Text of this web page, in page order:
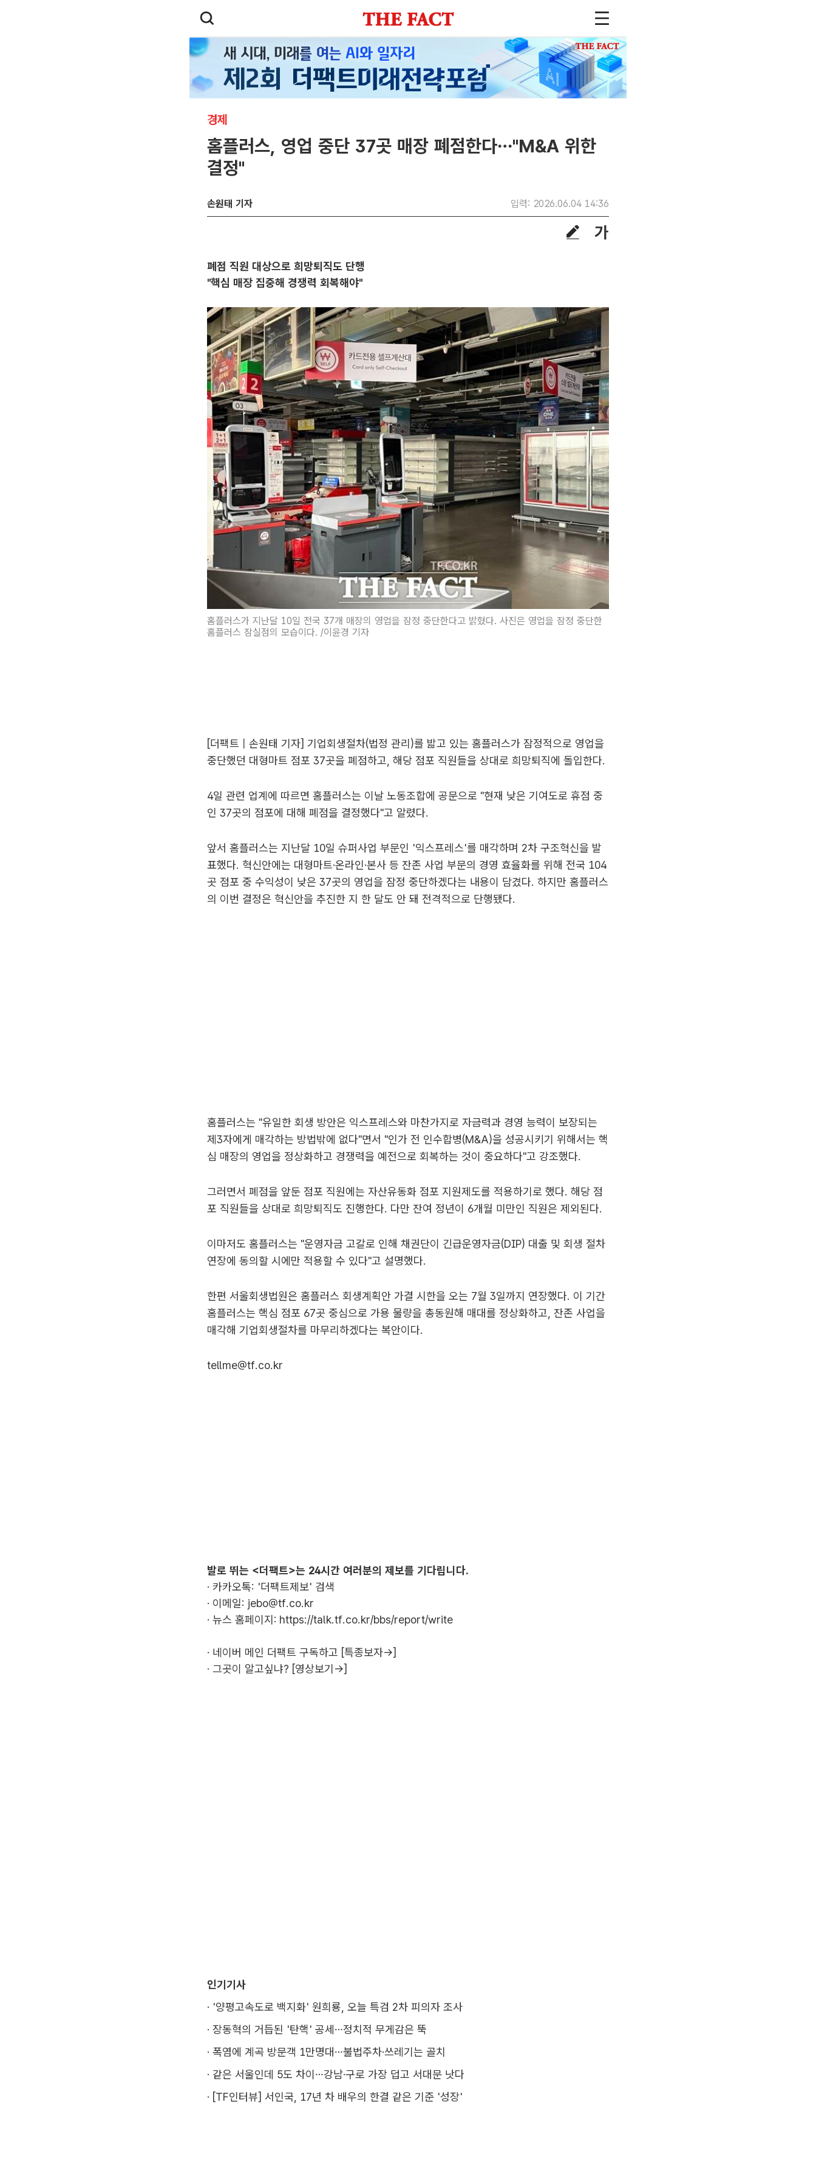
경제
홈플러스, 영업 중단 37곳 매장 폐점한다…"M&A 위한
결정"
손원태 기자 입력: 2026.06.04 14:36
폐점 직원 대상으로 희망퇴직도 단행
"핵심 매장 집중해 경쟁력 회복해야"
홈플러스가 지난달 10일 전국 37개 매장의 영업을 잠정 중단한다고 밝혔다. 사진은 영업을 잠정 중단한
홈플러스 잠실점의 모습이다. /이윤경 기자
[더팩트 | 손원태 기자] 기업회생절차(법정 관리)를 밟고 있는 홈플러스가 잠정적으로 영업을
중단했던 대형마트 점포 37곳을 폐점하고, 해당 점포 직원들을 상대로 희망퇴직에 돌입한다.
4일 관련 업계에 따르면 홈플러스는 이날 노동조합에 공문으로 "현재 낮은 기여도로 휴점 중
인 37곳의 점포에 대해 폐점을 결정했다"고 알렸다.
앞서 홈플러스는 지난달 10일 슈퍼사업 부문인 '익스프레스'를 매각하며 2차 구조혁신을 발
표했다. 혁신안에는 대형마트·온라인·본사 등 잔존 사업 부문의 경영 효율화를 위해 전국 104
곳 점포 중 수익성이 낮은 37곳의 영업을 잠정 중단하겠다는 내용이 담겼다. 하지만 홈플러스
의 이번 결정은 혁신안을 추진한 지 한 달도 안 돼 전격적으로 단행됐다.
홈플러스는 "유일한 회생 방안은 익스프레스와 마찬가지로 자금력과 경영 능력이 보장되는
제3자에게 매각하는 방법밖에 없다"면서 "인가 전 인수합병(M&A)을 성공시키기 위해서는 핵
심 매장의 영업을 정상화하고 경쟁력을 예전으로 회복하는 것이 중요하다"고 강조했다.
그러면서 폐점을 앞둔 점포 직원에는 자산유동화 점포 지원제도를 적용하기로 했다. 해당 점
포 직원들을 상대로 희망퇴직도 진행한다. 다만 잔여 정년이 6개월 미만인 직원은 제외된다.
이마저도 홈플러스는 "운영자금 고갈로 인해 채권단이 긴급운영자금(DIP) 대출 및 회생 절차
연장에 동의할 시에만 적용할 수 있다"고 설명했다.
한편 서울회생법원은 홈플러스 회생계획안 가결 시한을 오는 7월 3일까지 연장했다. 이 기간
홈플러스는 핵심 점포 67곳 중심으로 가용 물량을 총동원해 매대를 정상화하고, 잔존 사업을
매각해 기업회생절차를 마무리하겠다는 복안이다.
tellme@tf.co.kr
발로 뛰는 <더팩트>는 24시간 여러분의 제보를 기다립니다.
· 카카오톡: '더팩트제보' 검색
· 이메일: jebo@tf.co.kr
· 뉴스 홈페이지: https://talk.tf.co.kr/bbs/report/write
· 네이버 메인 더팩트 구독하고 [특종보자→]
· 그곳이 알고싶냐? [영상보기→]
인기기사
· '양평고속도로 백지화' 원희룡, 오늘 특검 2차 피의자 조사
· 장동혁의 거듭된 '탄핵' 공세…정치적 무게감은 뚝
· 폭염에 계곡 방문객 1만명대…불법주차·쓰레기는 골치
· 같은 서울인데 5도 차이…강남·구로 가장 덥고 서대문 낫다
· [TF인터뷰] 서인국, 17년 차 배우의 한결 같은 기준 '성장'